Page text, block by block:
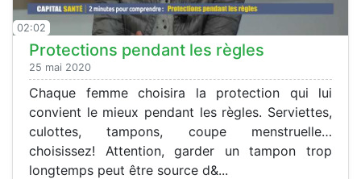
02:02
Protections pendant les règles
25 mai 2020
Chaque femme choisira la protection qui lui
convient le mieux pendant les règles. Serviettes,
culottes, tampons, coupe menstruelle…
choisissez! Attention, garder un tampon trop
longtemps peut être source d&...